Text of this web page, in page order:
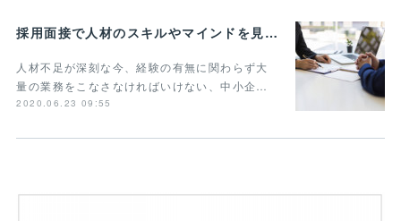
採用面接で人材のスキルやマインドを見抜く質問とは？タイプやポイントごとに解説
人材不足が深刻な今、経験の有無に関わらず大
量の業務をこなさなければいけない、中小企…
2020.06.23 09:55